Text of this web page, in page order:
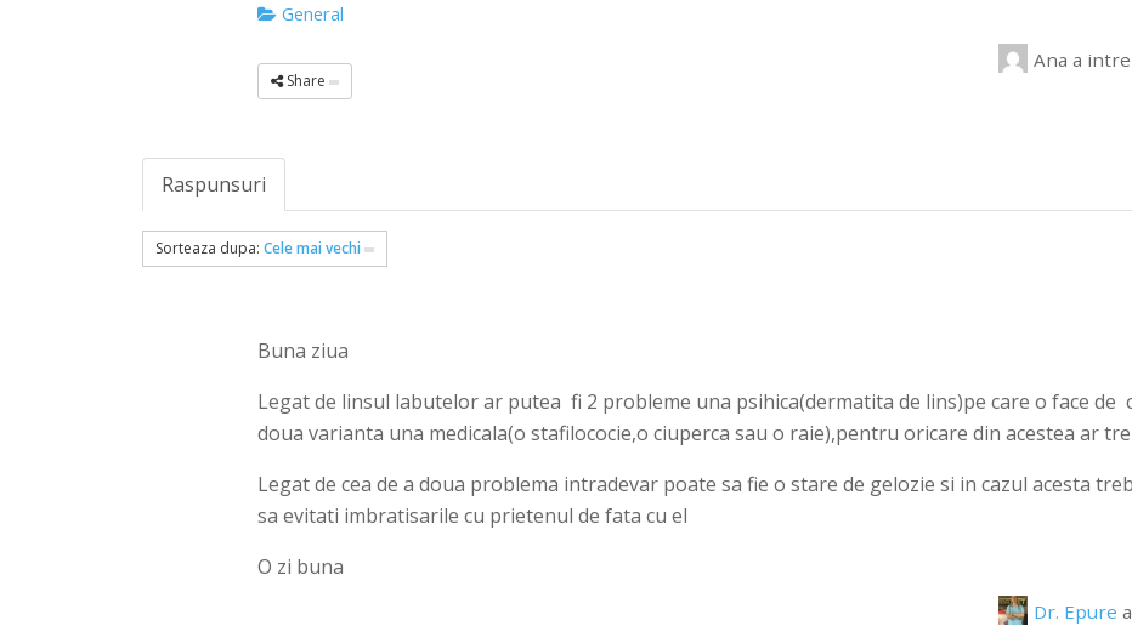
General
Share
Ana a
Raspunsuri
Sorteaza dupa:Cele mai vechi
Buna ziua
Legat de linsul labutelor ar putea fi 2 probleme una psihica(dermatita de lins)pe care o face de
doua varianta una medicala(o stafilococie,o ciuperca sau o raie),pentru oricare din acestea ar
Legat de cea de a doua problema intradevar poate sa fie o stare de gelozie si in cazul acesta
sa evitati imbratisarile cu prietenul de fata cu el
O zi buna
Dr. Epure